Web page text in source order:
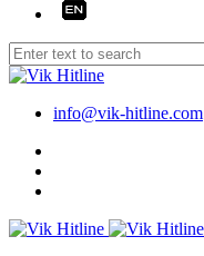
info@vik-hitline.com